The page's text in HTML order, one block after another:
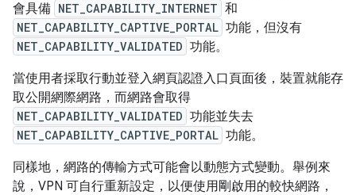
會具備 NET_CAPABILITY_INTERNET 和
NET_CAPABILITY_CAPTIVE_PORTAL 功能，但沒有
NET_CAPABILITY_VALIDATED 功能。
當使用者採取行動並登入網頁認證入口頁面後，裝置就能存
取公開網際網路，而網路會取得
NET_CAPABILITY_VALIDATED 功能並失去
NET_CAPABILITY_CAPTIVE_PORTAL 功能。
同樣地，網路的傳輸方式可能會以動態方式變動。舉例來
說，VPN 可自行重新設定，以便使用剛啟用的較快網路，